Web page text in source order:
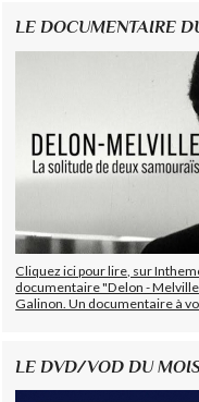
LE DOCUMENTAIRE
Cliquez ici pour lire, sur
documentaire "Delon -
Galinon. Un documentaire à
LE DVD/VOD DU